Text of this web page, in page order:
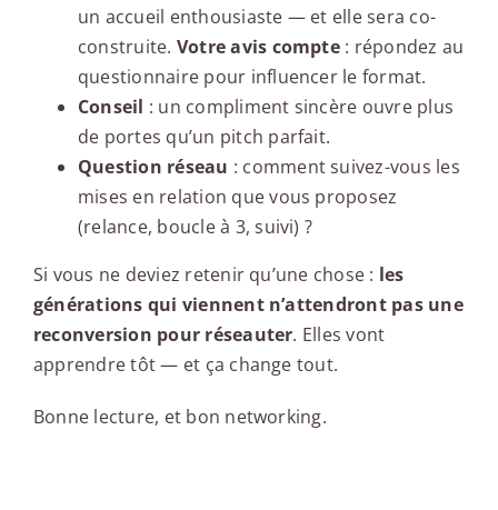
un accueil enthousiaste — et elle sera co-
construite. Votre avis compte: répondez au
questionnaire pour influencer le format.
Conseil : un compliment sincère ouvre plus
de portes qu’un pitch parfait.
Question réseau : comment suivez-vous les
mises en relation que vous proposez
(relance, boucle à 3, suivi) ?
Si vous ne deviez retenir qu’une chose : les
générations qui viennent n’attendront pas une
reconversion pour réseauter. Elles vont
apprendre tôt — et ça change tout.
Bonne lecture, et bon networking.